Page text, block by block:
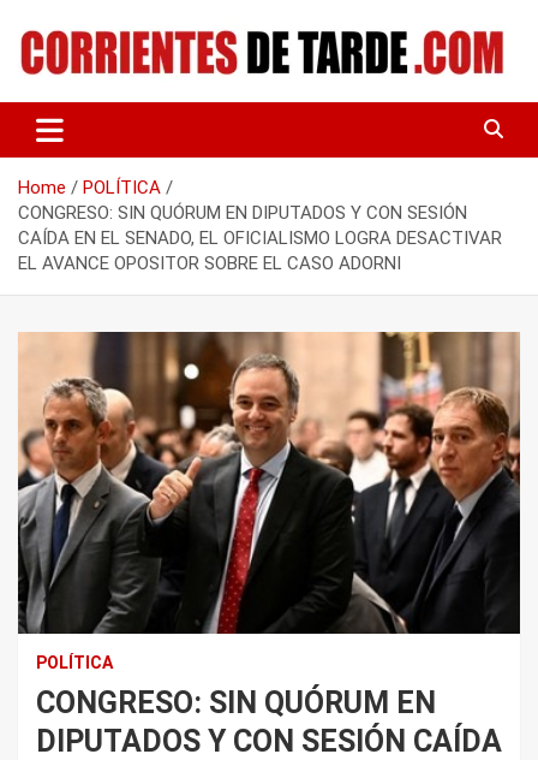
content
CORRIENTES DE TARDE
Home
POLÍTICA
CONGRESO: SIN QUÓRUM EN DIPUTADOS Y CON SESIÓN
CAÍDA EN EL SENADO, EL OFICIALISMO LOGRA DESACTIVAR
EL AVANCE OPOSITOR SOBRE EL CASO ADORNI
POLÍTICA
CONGRESO: SIN QUÓRUM EN
DIPUTADOS Y CON SESIÓN CAÍDA